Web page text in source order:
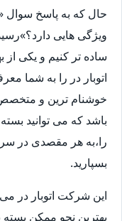
حال که به پاسخ سوال
ویژگی هایی
ساده تر کنیم و یکی از
اتوبار در را به شما
خوشنام ترین و
باشد که می توانید
را،به هر مقصدی در
بسپارید.
این شرکت اتوبار در می
بهترین نحو ممکن